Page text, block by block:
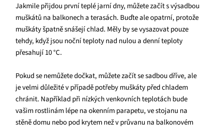
Jakmile přijdou první teplé jarní dny, můžete začít s výsadbou
muškátů na balkonech a terasách. Buďte ale opatrní, protože
muškáty špatně snášejí chlad. Měly by se vysazovat pouze
tehdy, když jsou noční teploty nad nulou a denní teploty
přesahují 10 °C.
Pokud se nemůžete dočkat, můžete začít se sadbou dříve, ale
je velmi důležité v případě potřeby muškáty před chladem
chránit. Například při nízkých venkovních teplotách bude
vašim rostlinám lépe na okenním parapetu, ve stojanu na
stěně domu nebo pod krytem než v průvanu na balkonovém